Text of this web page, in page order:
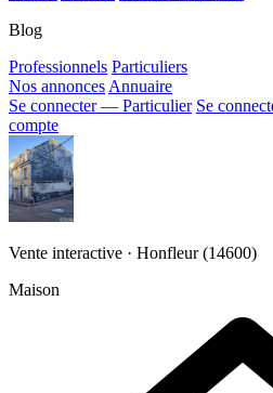
Blog
Professionnels Particuliers
Nos annonces Annuaire
Se connecter — Particulier Se
compte
Vente interactive · Honfleur (14600)
Maison